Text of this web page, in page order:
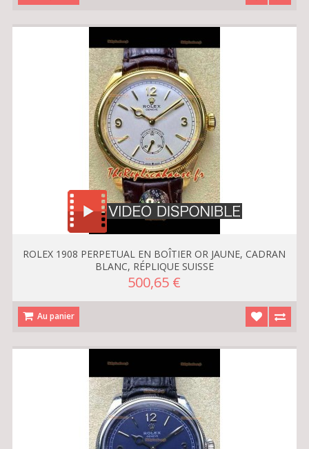
ROLEX 1908 PERPETUAL EN BOÎTIER OR JAUNE, CADRAN
BLANC, RÉPLIQUE SUISSE
500,65 €
Au panier